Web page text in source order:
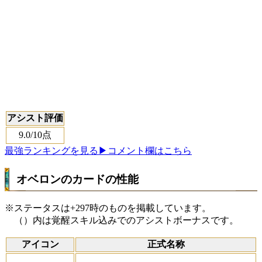
アシスト評価
9.0/10点
最強ランキングを見る ▶コメント欄はこちら
オベロンのカードの性能
※ステータスは+297時のものを掲載しています。
（）内は覚醒スキル込みでのアシストボーナスです。
アイコン 正式名称